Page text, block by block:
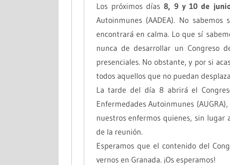
Los próximos días 8, 9 y 10 de
Autoinmunes (AADEA). No
encontrará en calma. Lo que sí
nunca de desarrollar un Congreso
presenciales. No obstante, y por si
todos aquellos que no puedan
La tarde del día 8 abrirá el
Enfermedades Autoinmunes
nuestros enfermos quienes, sin lugar
de la reunión.
Esperamos que el contenido del
vernos en Granada. ¡Os esperamos!